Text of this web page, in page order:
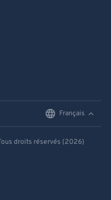
Français
droits réservés (2026)